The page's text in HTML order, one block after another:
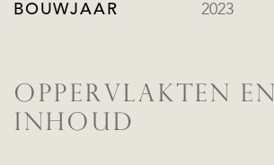
BOUWJAAR 2023
OPPERVLAKTEN EN
INHOUD